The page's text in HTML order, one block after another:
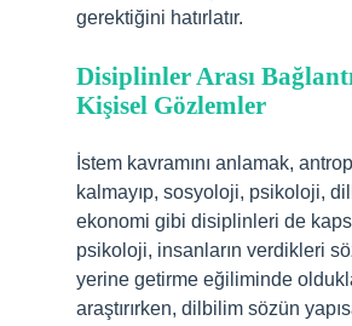
gerektiğini hatırlatır.
Disiplinler Arası
Kişisel Gözlemler
İstem kavramını anlamak,
kalmayıp, sosyoloji, psikoloji,
ekonomi gibi disiplinleri de
psikoloji, insanların verdikleri
yerine getirme eğiliminde
araştırırken, dilbilim sözün